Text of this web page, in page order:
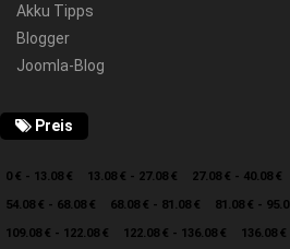
Akku Tipps
Blogger
Joomla-Blog
Preis
0 € - 13.08 € 13.08 € - 27.08 € 27.08 € - 40.08 €
54.08 € - 68.08 €
68.08 € - 81.08 € 81.08 € -
109.08 € - 122.08 €
122.08 € - 136.08 € 136.08